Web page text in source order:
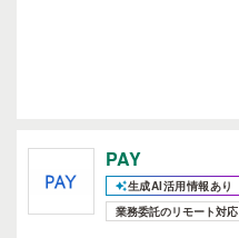
PAY
生成AI活用情報あり
業務委託のリモート対応